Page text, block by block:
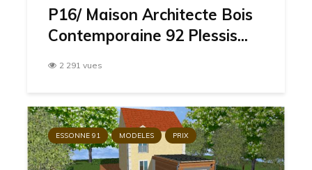
P16/ Maison Architecte Bois
Contemporaine 92 Plessis...
2 291 vues
ESSONNE 91 MODELES PRIX